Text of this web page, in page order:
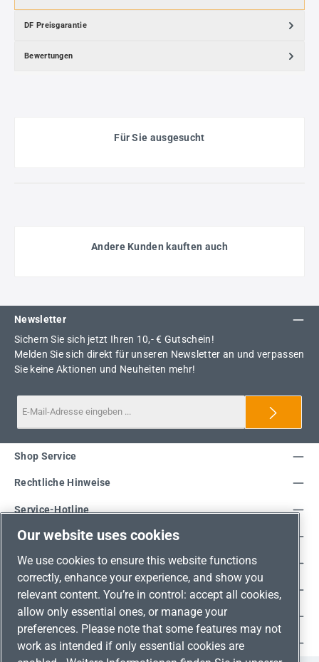
DF Preisgarantie
Bewertungen
Für Sie ausgesucht
Andere Kunden kauften auch
Newsletter
Sichern Sie sich jetzt Ihren 10,- € Gutschein!
Melden Sie sich direkt für unseren Newsletter an und verpassen
Sie keine Aktionen und Neuheiten mehr!
Service-Hotline
Shop Service
Rechtliche Hinweise
Unsere Vorteile
Versandarten
Zahlungsarten
Adresse
Umweltschutz & Partnerschaft
Our website uses cookies
We use cookies to ensure this website functions
correctly, enhance your experience, and show you
relevant content. You’re in control: accept all cookies,
allow only essential ones, or manage your
preferences. Please note that some features may not
work as intended if only essential cookies are